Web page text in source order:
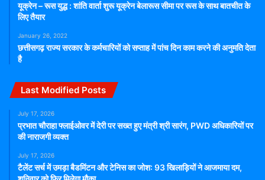
यूक्रेन – रूस युद्ध : शांति वार्ता शुरू यूक्रेन बेलारूस सीमा पर रूस के साथ बातचीत के
लिए तैयार
January 26, 2022
छत्तीसगढ़ राज्य सरकार के कर्मचारियों को सप्ताह में पांच दिन काम करने की अनुमति देता
है
Last Modified Posts
July 17, 2026
प्रभात चौराहा फ्लाईओवर में देरी पर सख्त हुए मंत्री श्री सारंग, PWD अधिकारियों पर
की नाराजगी व्यक्त
July 17, 2026
टैलेंट सर्च में उमड़ा बैडमिंटन और टेनिस का जोश: 93 खिलाड़ियों ने आजमाया दम,